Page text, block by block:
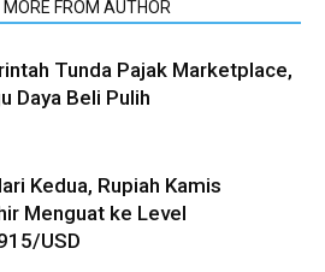
MORE FROM AUTHOR
Tunda Pajak Marketplace,
Daya Beli Pulih
Kedua, Rupiah Kamis
Menguat ke Level
USD